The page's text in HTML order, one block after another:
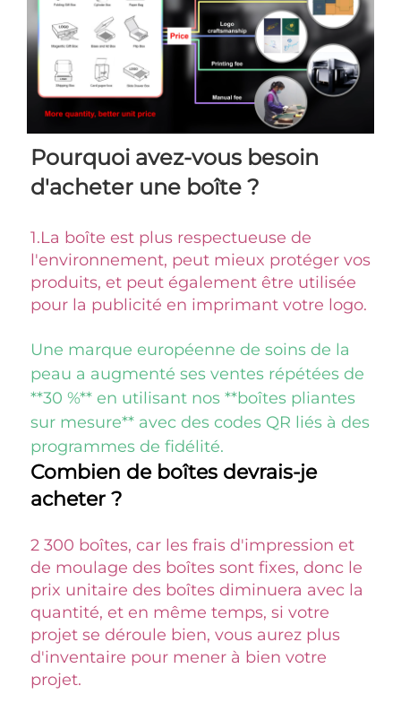
Pourquoi avez-vous besoin
d'acheter une boîte ?
1.La boîte est plus respectueuse de
l'environnement, peut mieux protéger vos
produits, et peut également être utilisée
Une marque européenne de soins de la
peau a augmenté ses ventes répétées de
**30 %** en utilisant nos **boîtes pliantes
sur mesure** avec des codes QR liés à des
programmes de fidélité.
Combien de boîtes devrais-je
acheter ?
2 300 boîtes, car les frais d'impression et
de moulage des boîtes sont fixes, donc le
prix unitaire des boîtes diminuera avec la
quantité, et en même temps, si votre
projet se déroule bien, vous aurez plus
d'inventaire pour mener à bien votre
projet.